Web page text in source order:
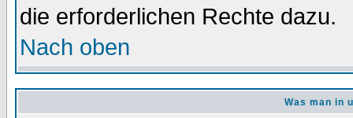
die erforderlichen Rechte dazu.
Nach oben
Was man in